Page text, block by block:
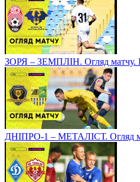
ЗОРЯ – ЗЕМПЛІН. Огляд матчу.
ДНІПРО-1 – МЕТАЛІСТ. Огляд